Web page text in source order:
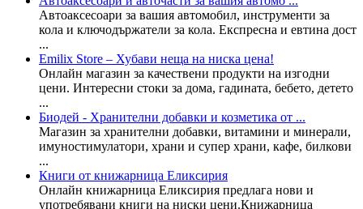
Автоаксесоари за вашия автомобил, инструменти за
кола и ключодържатели за кола. Експресна и евтина дост
...
Emilix Store – Хубави неща на ниска цена!
Онлайн магазин за качествени продукти на изгодни
цени. Интересни стоки за дома, гадината, бебето, детето
...
Биодей - Хранителни добавки и козметика от ...
Магазин за хранителни добавки, витамини и минерали,
имуностимулатори, храни и супер храни, кафе, билкови
...
Книги от книжарница Еликсирия
Онлайн книжарница Еликсирия предлага нови и
употребявани книги на ниски цени.Книжарница